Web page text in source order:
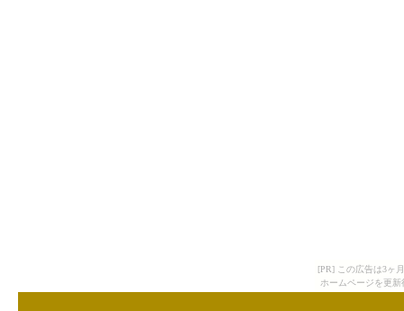
[PR] この広告は3ヶ
ホームページを更